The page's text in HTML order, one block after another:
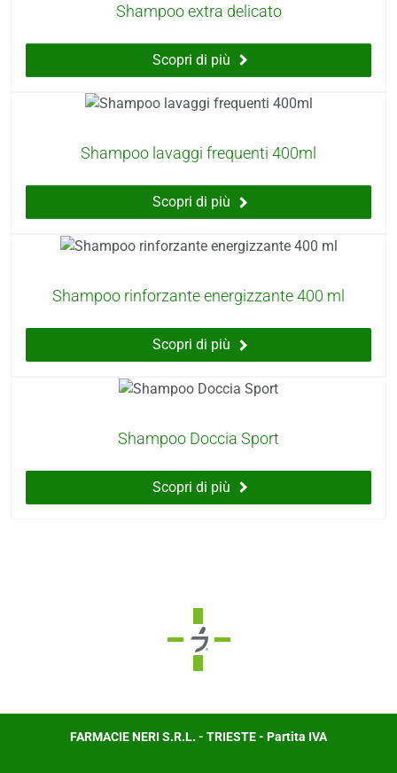
Shampoo extra delicato
Scopri di più
Shampoo lavaggi frequenti 400ml
Scopri di più
Shampoo rinforzante energizzante 400 ml
Scopri di più
Shampoo Doccia Sport
Scopri di più
FARMACIE NERI S.R.L. - TRIESTE - Partita IVA